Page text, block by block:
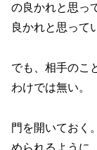
の良かれと思っ
良かれと思って
でも、相手のこ
わけでは無い。
門を開いておく
められるように